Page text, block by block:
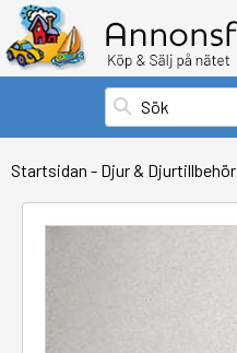
Startsidan - Djur & Djurtillbehör